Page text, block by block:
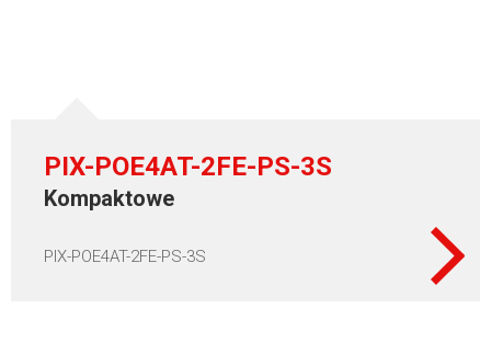
PIX-POE4AT-2FE-PS-3S
Kompaktowe
PIX-POE4AT-2FE-PS-3S